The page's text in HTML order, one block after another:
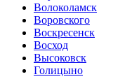
Волоколамск
Воровского
Воскресенск
Восход
Высоковск
Голицыно